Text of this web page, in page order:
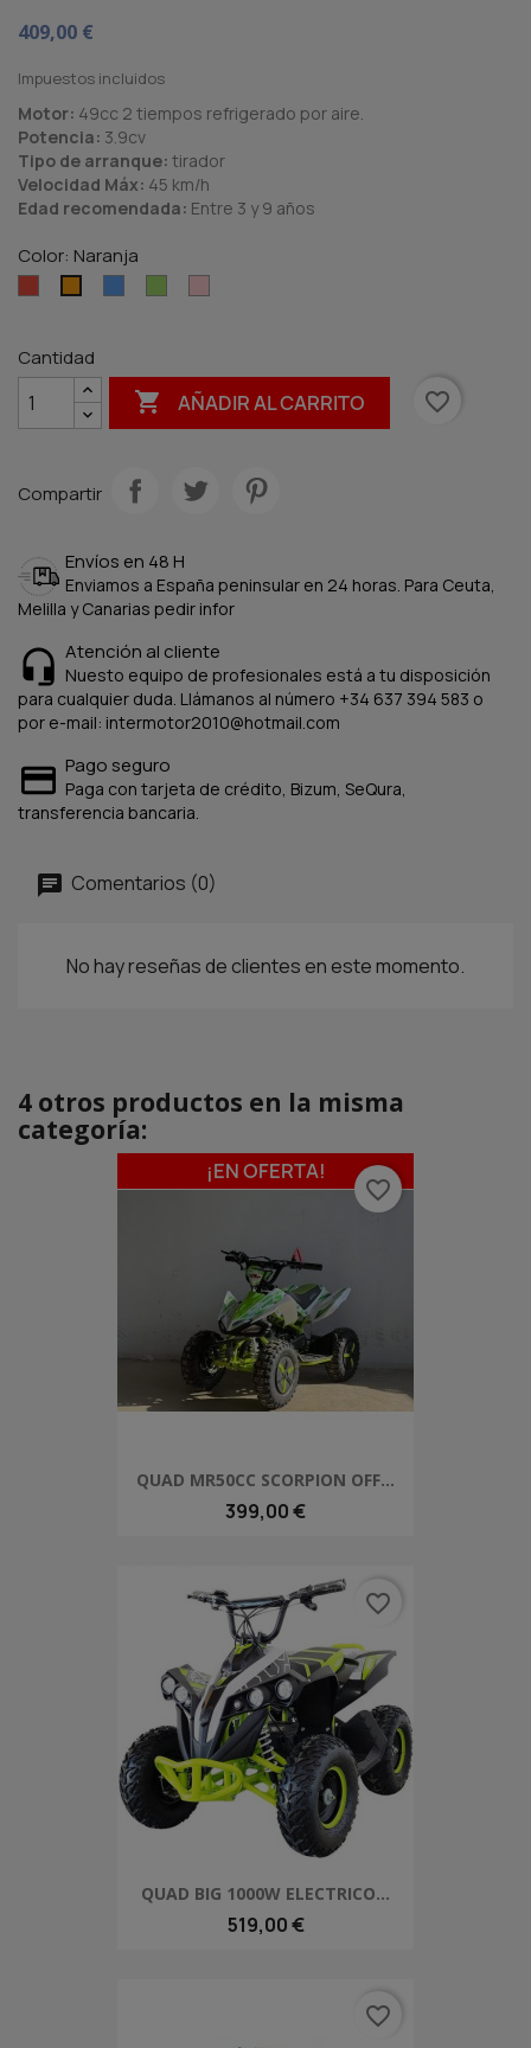
409,00 €
Impuestos incluidos
Motor: 49cc 2 tiempos refrigerado por aire.
Potencia: 3.9cv
Tipo de arranque: tirador
Velocidad Máx: 45 km/h
Edad recomendada: Entre 3 y 9 años
Color: Naranja
Cantidad
 AÑADIR AL CARRITO favorite_border
Compartir
Envíos en 48 H
Enviamos a España peninsular en 24 horas. Para Ceuta,
Melilla y Canarias pedir infor
Atención al cliente
Nuesto equipo de profesionales está a tu disposición
para cualquier duda. Llámanos al número +34 637 394 583 o
por e-mail: intermotor2010@hotmail.com
Pago seguro
Paga con tarjeta de crédito, Bizum, SeQura,
transferencia bancaria.
Comentarios (0)
No hay reseñas de clientes en este momento.
4 otros productos en la misma
categoría:
QUAD MR50CC SCORPION OFF...
399,00 €
¡EN OFERTA!
favorite_border
QUAD BIG 1000W ELECTRICO...
519,00 €
favorite_border
favorite_border